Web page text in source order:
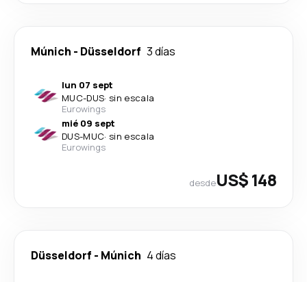
Múnich - Düsseldorf 3 días
lun 07 sept
MUC-DUS· sin escala
Eurowings
mié 09 sept
DUS-MUC· sin escala
Eurowings
desdeUS$ 148
Düsseldorf - Múnich 4 días